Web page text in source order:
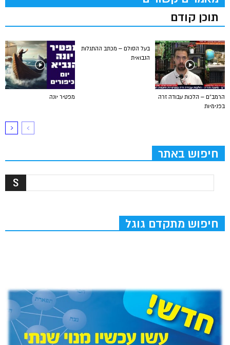
תוכן קודם
מפטיר יונה
בעל הסולם – מכתב ההתגלות
הנבואית
הרמב”ם – הלכות עבודה זרה
בפנימיות
חיפוש באתר
חיפוש מתקדם גוגל